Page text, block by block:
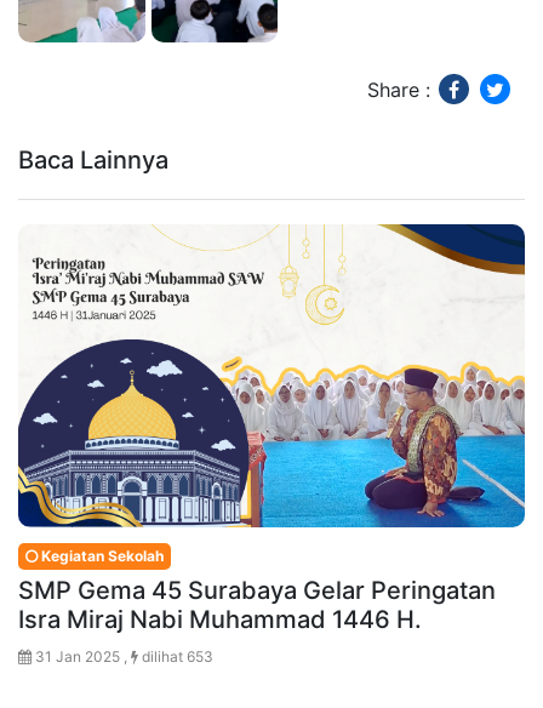
Share :
Baca Lainnya
Kegiatan Sekolah
SMP Gema 45 Surabaya Gelar Peringatan
Isra Miraj Nabi Muhammad 1446 H.
31 Jan 2025 , dilihat 653